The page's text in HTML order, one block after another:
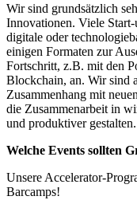
Wir sind grundsätzlich
Innovationen. Viele
digitale oder
einigen Formaten zur
Fortschritt, z.B. mit den
Blockchain, an. Wir sind
Zusammenhang mit
die Zusammenarbeit in
und produktiver gestalten.
Welche Events sollten
Unsere Accelerator-
Barcamps!